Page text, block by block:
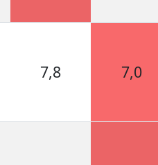
7,8 7,0